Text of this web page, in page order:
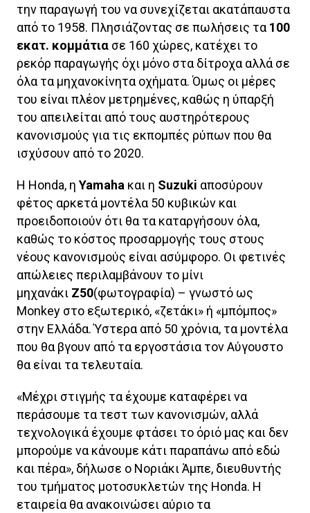
την παραγωγή του να συνεχίζεται ακατάπαυστα
από το 1958. Πλησιάζοντας σε πωλήσεις τα100
εκατ. κομμάτια σε 160 χώρες, κατέχει το
ρεκόρ παραγωγής όχι μόνο στα δίτροχα αλλά σε
όλα τα μηχανοκίνητα οχήματα. Όμως οι μέρες
του είναι πλέον μετρημένες, καθώς η ύπαρξή
του απειλείται από τους αυστηρότερους
κανονισμούς για τις εκπομπές ρύπων που θα
ισχύσουν από το 2020.
Η Honda, η Yamaha και η Suzuki αποσύρουν
φέτος αρκετά μοντέλα 50 κυβικών και
προειδοποιούν ότι θα τα καταργήσουν όλα,
καθώς το κόστος προσαρμογής τους στους
νέους κανονισμούς είναι ασύμφορο. Οι φετινές
απώλειες περιλαμβάνουν το μίνι
μηχανάκι Ζ50(φωτογραφία) – γνωστό ως
Monkey στο εξωτερικό, «ζετάκι» ή «μπόμπος»
στην Ελλάδα. Ύστερα από 50 χρόνια, τα μοντέλα
που θα βγουν από τα εργοστάσια τον Αύγουστο
θα είναι τα τελευταία.
«Μέχρι στιγμής τα έχουμε καταφέρει να
περάσουμε τα τεστ των κανονισμών, αλλά
τεχνολογικά έχουμε φτάσει το όριό μας και δεν
μπορούμε να κάνουμε κάτι παραπάνω από εδώ
και πέρα», δήλωσε ο Νοριάκι Άμπε, διευθυντής
του τμήματος μοτοσυκλετών της Honda. Η
εταιρεία θα ανακοινώσει αύριο τα